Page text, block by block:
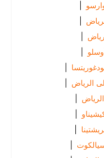
|
|
|
|
|
|
|
|
|
|